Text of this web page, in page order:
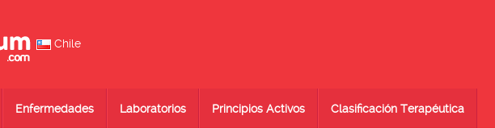
Chile
Enfermedades Laboratorios Principios Activos Clasificación Terapéutica